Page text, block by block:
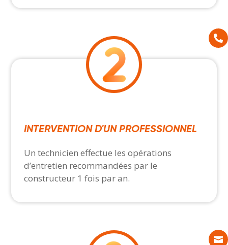


INTERVENTION D'UN PROFESSIONNEL
Un technicien effectue les opérations
d’entretien recommandées par le
constructeur 1 fois par an.